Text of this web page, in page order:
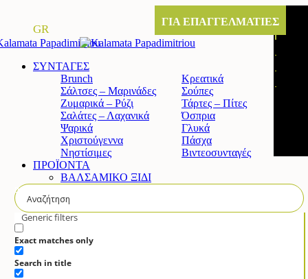
GR
Generic filters
Exact matches only
Search in title
ΓΙΑ ΕΠΑΓΓΕΛΜΑΤΙΕΣ
ΣΥΝΤΑΓΕΣ
Brunch
Κρεατικά
Σάλτσες – Μαρινάδες
Σούπες
Ζυμαρικά – Ρύζι
Τάρτες – Πίτες
Σαλάτες – Λαχανικά
Όσπρια
Ψαρικά
Γλυκά
Χριστούγεννα
Πάσχα
Νηστίσιμες
Βιντεοσυνταγές
ΠΡΟΪΟΝΤΑ
ΒΑΛΣΑΜΙΚΟ ΞΙΔΙ
Άρτυμα βαλσαμικό ξίδι με μέλι
ΚΡΕΜΑ ΒΑΛΣΑΜΙΚΟΥ